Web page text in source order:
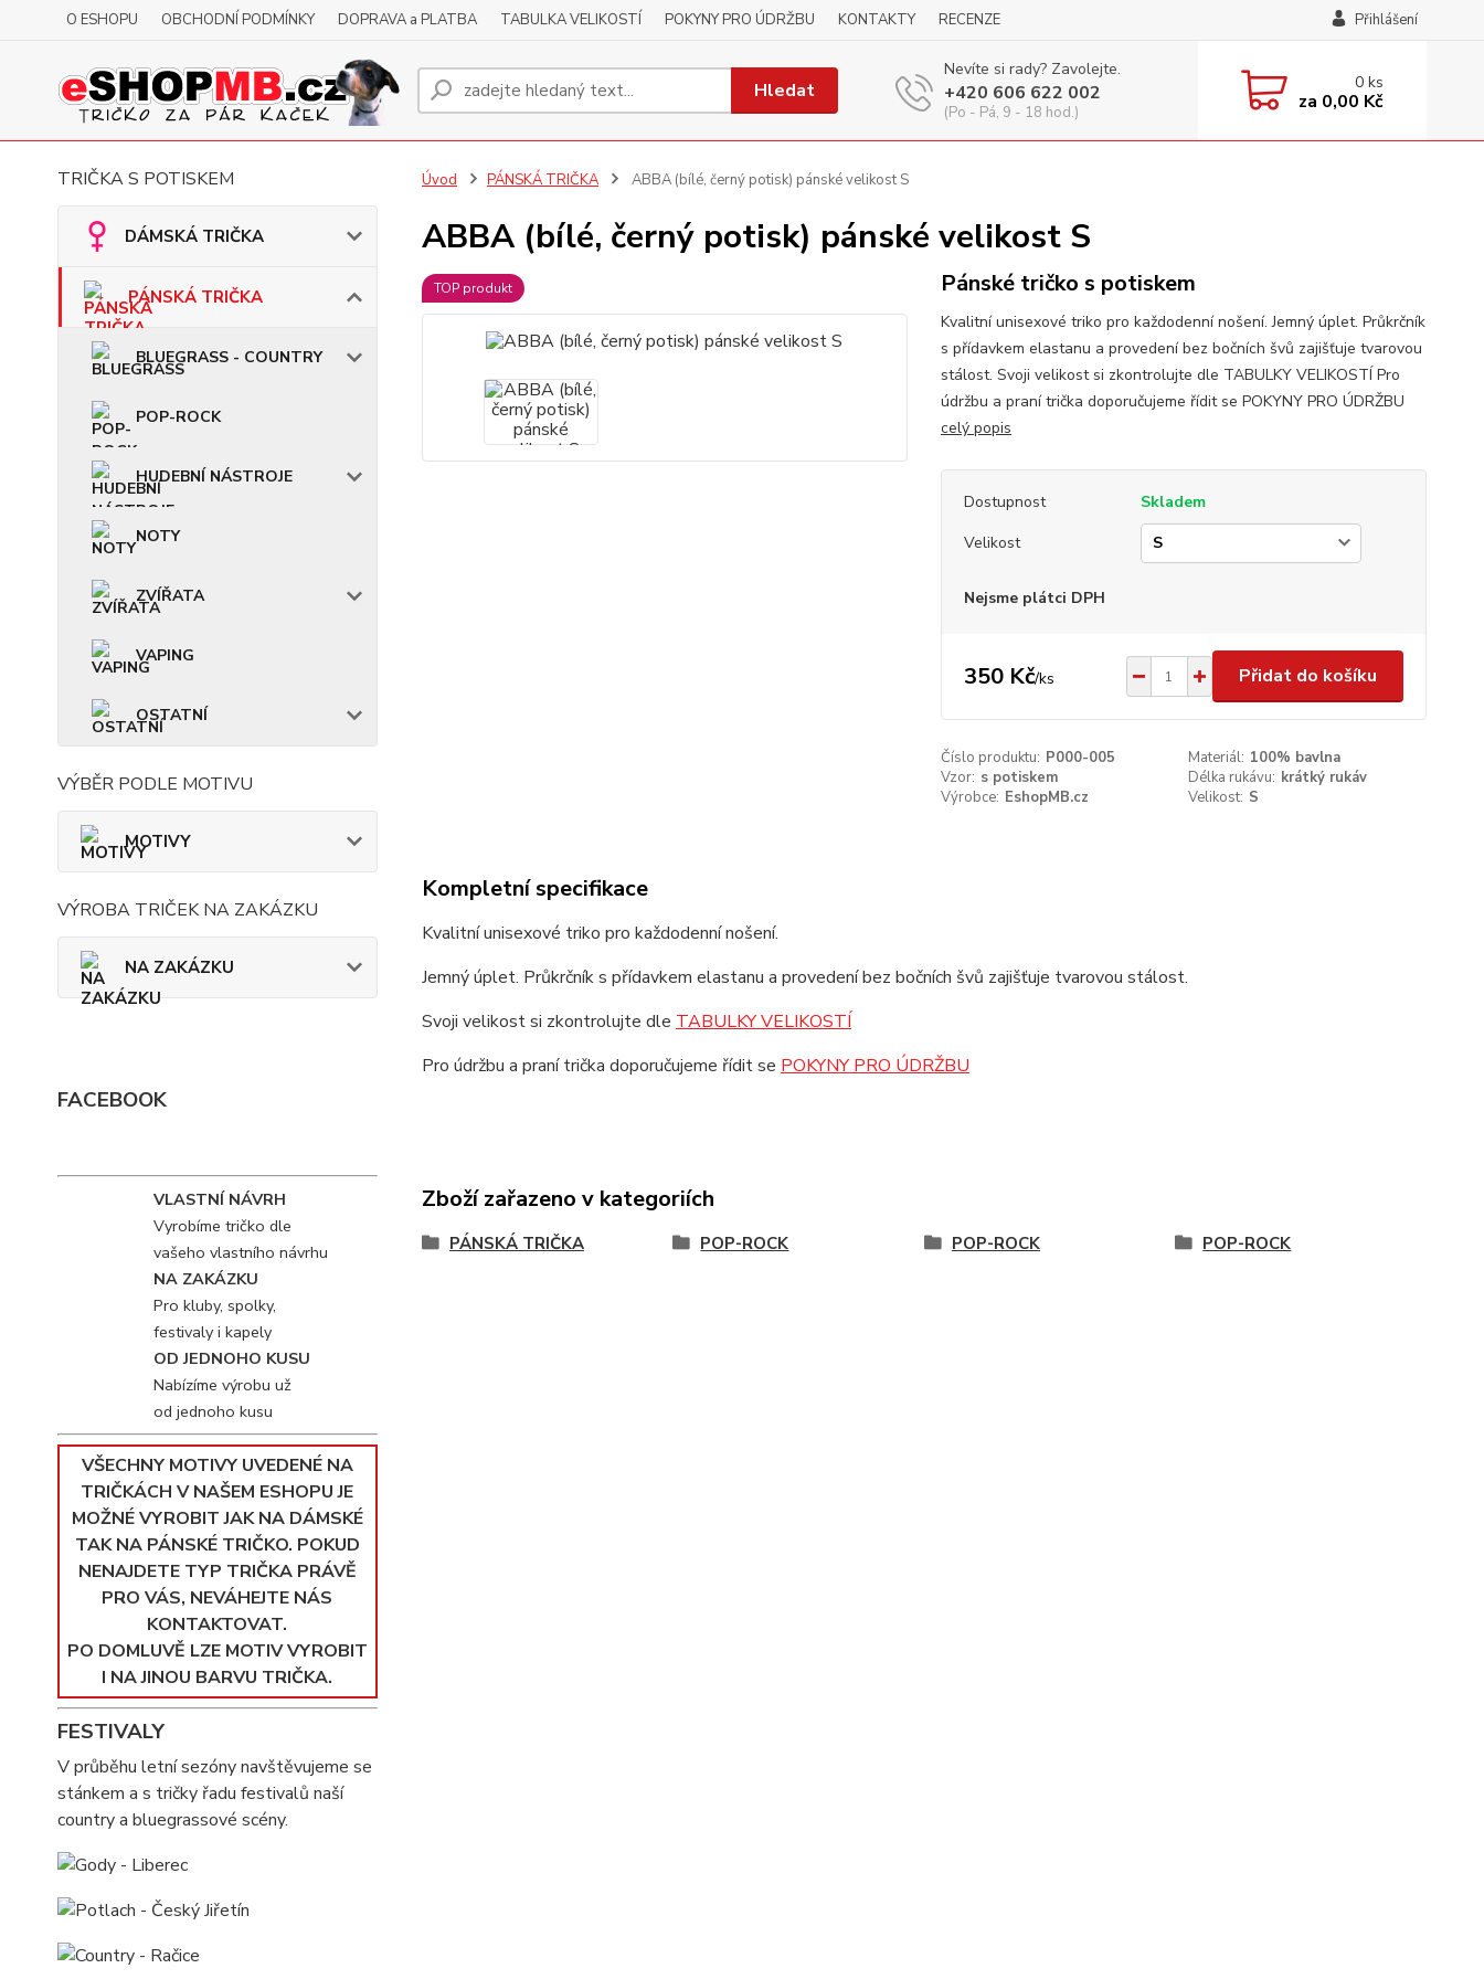
O ESHOPU OBCHODNÍ PODMÍNKY DOPRAVA a PLATBA TABULKA VELIKOSTÍ POKYNY PRO ÚDRŽBU KONTAKTY RECENZE Přihlášení
Hledat
Nevíte si rady? Zavolejte.
+420 606 622 002
(Po - Pá, 9 - 18 hod.)
0ks
za 0,00 Kč
TRIČKA S POTISKEM
DÁMSKÁ TRIČKA
PÁNSKÁ TRIČKA
BLUEGRASS - COUNTRY
POP-ROCK
HUDEBNÍ NÁSTROJE
NOTY
ZVÍŘATA
VAPING
OSTATNÍ
VÝBĚR PODLE MOTIVU
MOTIVY
VÝROBA TRIČEK NA ZAKÁZKU
NA ZAKÁZKU
FACEBOOK
VLASTNÍ NÁVRH
Vyrobíme tričko dle
vašeho vlastního návrhu
NA ZAKÁZKU
Pro kluby, spolky,
festivaly i kapely
OD JEDNOHO KUSU
Nabízíme výrobu už
od jednoho kusu
VŠECHNY MOTIVY UVEDENÉ NA
TRIČKÁCH V NAŠEM ESHOPU JE
MOŽNÉ VYROBIT JAK NA DÁMSKÉ
TAK NA PÁNSKÉ TRIČKO. POKUD
NENAJDETE TYP TRIČKA PRÁVĚ
PRO VÁS, NEVÁHEJTE NÁS
KONTAKTOVAT.
PO DOMLUVĚ LZE MOTIV VYROBIT
I NA JINOU BARVU TRIČKA.
FESTIVALY
V průběhu letní sezóny navštěvujeme se
stánkem a s tričky řadu festivalů naší
country a bluegrassové scény.
Úvod PÁNSKÁ TRIČKA ABBA (bílé, černý potisk) pánské velikost S
ABBA (bílé, černý potisk) pánské velikost S
TOP produkt Pánské tričko s potiskem
Kvalitní unisexové triko pro každodenní nošení. Jemný úplet. Průkrčník
s přídavkem elastanu a provedení bez bočních švů zajišťuje tvarovou
stálost. Svoji velikost si zkontrolujte dle TABULKY VELIKOSTÍ Pro
údržbu a praní trička doporučujeme řídit se POKYNY PRO ÚDRŽBU
celý popis
Dostupnost
Skladem
Velikost
Nejsme plátci DPH
350 Kč/ks Přidat do košíku
Číslo produktu: P000-005 Materiál: 100% bavlna
Vzor: s potiskem Délka rukávu: krátký rukáv
Výrobce: EshopMB.cz Velikost: S
Kompletní specifikace
Kvalitní unisexové triko pro každodenní nošení.
Jemný úplet. Průkrčník s přídavkem elastanu a provedení bez bočních švů zajišťuje tvarovou stálost.
Svoji velikost si zkontrolujte dle TABULKY VELIKOSTÍ
Pro údržbu a praní trička doporučujeme řídit se POKYNY PRO ÚDRŽBU
Zboží zařazeno v kategoriích
PÁNSKÁ TRIČKA POP-ROCK POP-ROCK POP-ROCK